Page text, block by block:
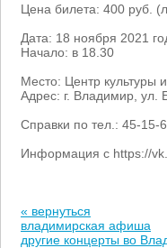
Цена билета: 400 руб.
Дата: 18 ноября 2021
Начало: в 18.30
Место: Центр культуры
Адрес: г. Владимир, ул.
Справки по тел.: 45-15-
Информация с https://
« вернуться
владимирская афиша
другие концерты во